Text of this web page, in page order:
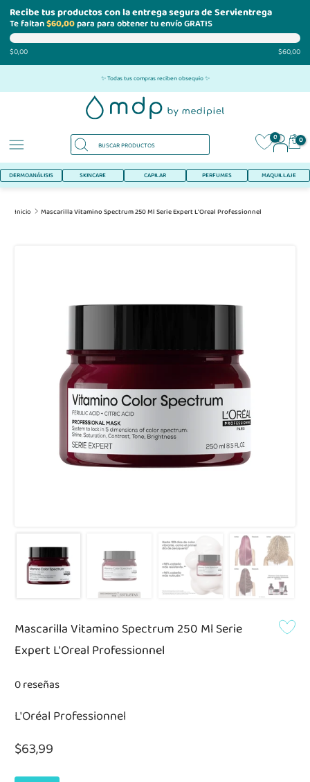
Recibe tus productos con la entrega segura de Servientrega
Te faltan$60,00para para obtener tu envío GRATIS
$0,00 $60,00
al
✨ Todas tus compras reciben obsequio ✨
0 0
DERMOANÁLISIS SKINCARE CAPILAR PERFUMES MAQUILLAJE
Inicio Mascarilla Vitamino Spectrum 250 Ml Serie Expert L'Oreal Professionnel
Mascarilla Vitamino Spectrum 250 Ml Serie
Expert L'Oreal Professionnel
0 reseñas
L'Oréal Professionnel
$63,99